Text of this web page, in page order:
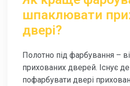
шпаклювати
двері?
Полотно під фарбування –
прихованих дверей. Існує
пофарбувати двері